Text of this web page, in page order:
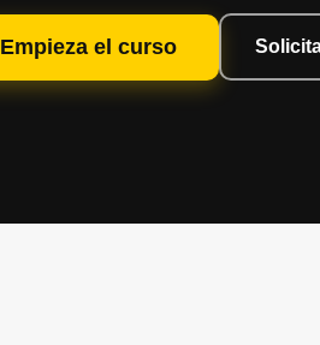
Empieza el curso